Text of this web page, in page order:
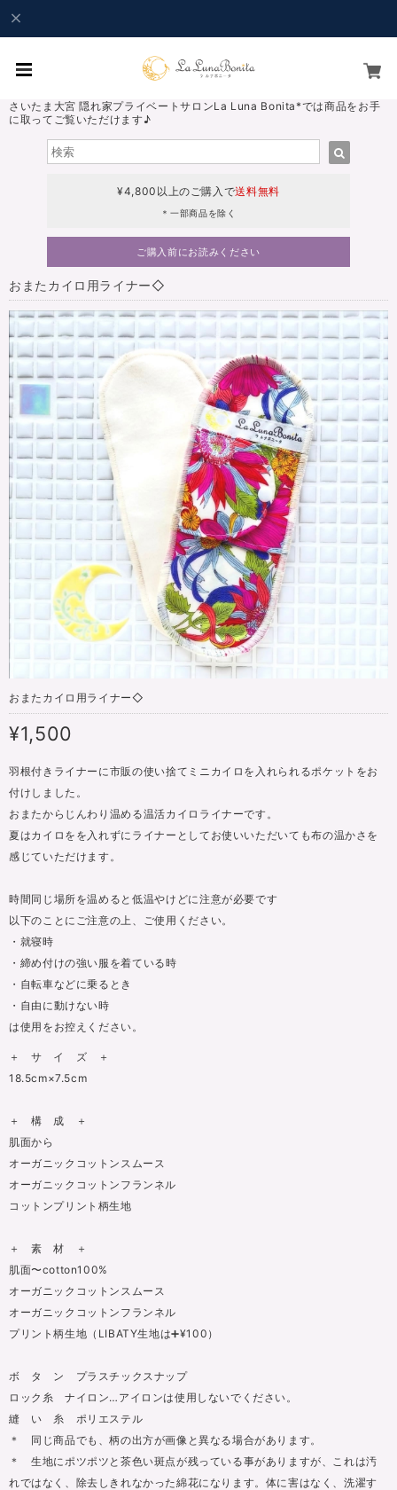
さいたま大宮 隠れ家プライベートサロンLa Luna Bonita*では商品をお手
に取ってご覧いただけます♪
¥4,800以上のご購入で送料無料
＊一部商品を除く
ご購入前にお読みください
おまたカイロ用ライナー◇
おまたカイロ用ライナー◇
¥1,500
羽根付きライナーに市販の使い捨てミニカイロを入れられるポケットをお
付けしました。
おまたからじんわり温める温活カイロライナーです。
夏はカイロをを入れずにライナーとしてお使いいただいても布の温かさを
感じていただけます。
時間同じ場所を温めると低温やけどに注意が必要です
以下のことにご注意の上、ご使用ください。
・就寝時
・締め付けの強い服を着ている時
・自転車などに乗るとき
・自由に動けない時
は使用をお控えください。
＋ サ イ ズ ＋
18.5cm×7.5cm
＋ 構 成 ＋
肌面から
オーガニックコットンスムース
オーガニックコットンフランネル
コットンプリント柄生地
＋ 素 材 ＋
肌面〜cotton100%
オーガニックコットンスムース
オーガニックコットンフランネル
プリント柄生地（LIBATY生地は➕¥100）
ボ タ ン プラスチックスナップ
ロック糸 ナイロン…アイロンは使用しないでください。
縫 い 糸 ポリエステル
＊ 同じ商品でも、柄の出方が画像と異なる場合があります。
＊ 生地にポツポツと茶色い斑点が残っている事がありますが、これは汚
れではなく、除去しきれなかった綿花になります。体に害はなく、洗濯す